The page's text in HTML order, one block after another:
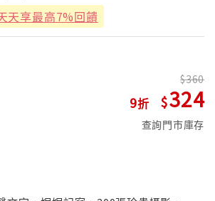
天享最高7%回饋
9
360
324
查詢門市庫存